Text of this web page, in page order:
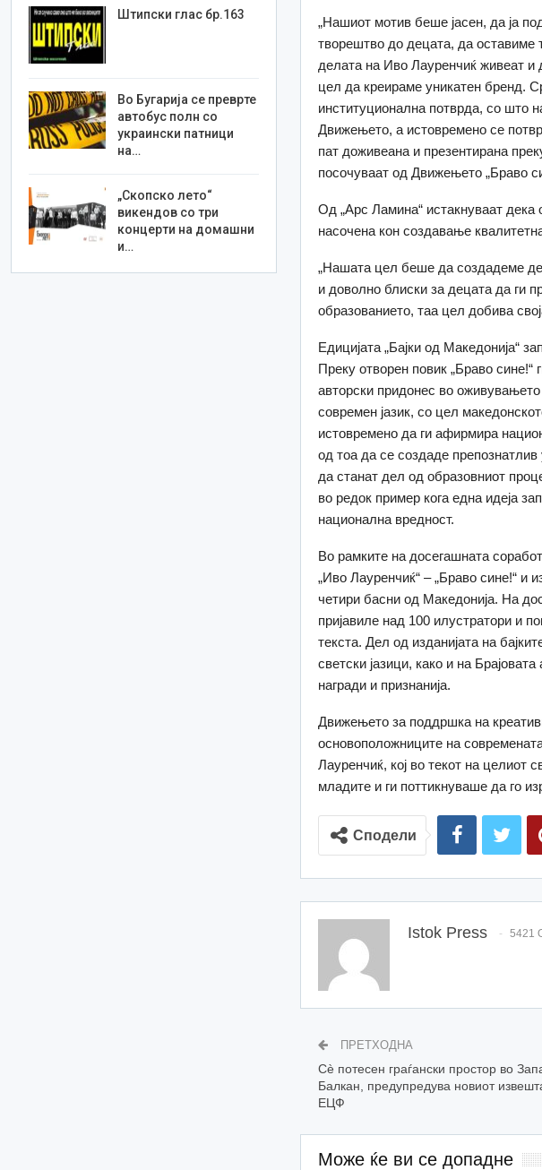
„Нашиот мотив беше јасен, да ја
творештво до децата, да оставиме
делата на Иво Лауренчиќ живеат и
цел да креираме уникатен бренд.
институционална потврда, со што
Движењето, а истовремено се
пат доживеана и презентирана
посочуваат од Движењето „Браво
Од „Арс Ламина“ истакнуваат дека
насочена кон создавање
„Нашата цел беше да создадеме
и доволно блиски за децата да ги
образованието, таа цел добива
Едицијата „Бајки од Македонија“
Преку отворен повик „Браво сине!“
авторски придонес во
современ јазик, со цел
истовремено да ги афирмира
од тоа да се создаде
да станат дел од образовниот
во редок пример кога една идеја
национална вредност.
Во рамките на досегашната
„Иво Лауренчиќ“ – „Браво сине!“ и
четири басни од Македонија. На
пријавиле над 100 илустратори и
текста. Дел од изданијата на
светски јазици, како и на
награди и признанија.
Движењето за поддршка на
основоположниците на
Лауренчиќ, кој во текот на целиот
младите и ги поттикнуваше да го
Сподели
Istok Press 5421
ПРЕТХОДНА
Сè потесен граѓански простор во
Балкан, предупредува новиот
ЕЦФ
Може ќе ви се допадне
Штипски глас бр.163
Во Бугарија се преврте
автобус полн со
украински патници
на…
„Скопско лето“
викендов со три
концерти на домашни
и…